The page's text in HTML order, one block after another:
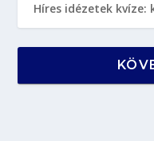
Híres idézetek